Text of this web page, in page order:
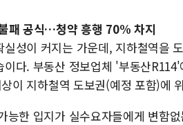
패 공식…청약 흥행 70% 차지
성이 커지는 가운데, 지하철역을
이다. 부동산 정보업체 '부동산
이 지하철역 도보권(예정 포함)에
능한 입지가 실수요자들에게 변함